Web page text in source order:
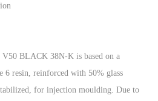
BLACK 38N-K is based on a
6 resin, reinforced with 50% glass
for injection moulding. Due to